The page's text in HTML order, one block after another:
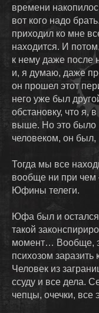
времени
вот кого надо
приходил ко мне
находится. И
к нему даже после
и, я думаю, даже
он прошел этот
него уже был
обстановку, что я,
выше. Но это было
человеком, он
Тогда мы все
вообще ни при
Юфины телеги.
Юфа был и остался
такой
момент… Вообще,
психозом заразить
Человек из
ссуду и все дела.
чепцы, очечки,